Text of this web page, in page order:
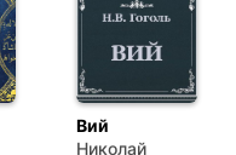
Вий
Николай